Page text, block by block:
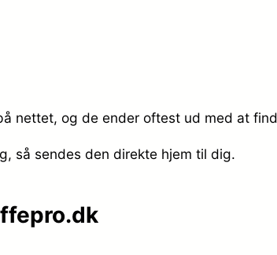
nettet, og de ender oftest ud med at
så sendes den direkte hjem til dig.